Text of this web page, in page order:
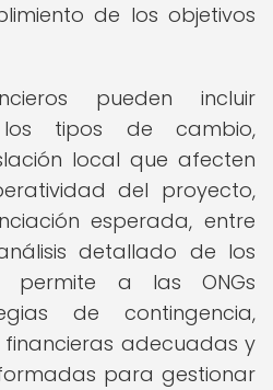
de los objetivos
pueden incluir
los tipos de cambio,
local que afecten
del proyecto,
esperada, entre
detallado de los
permite a las ONGs
de contingencia,
adecuadas y
para gestionar